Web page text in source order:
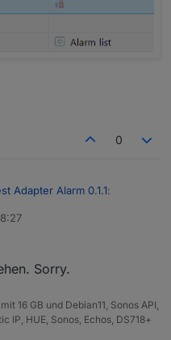
0
Adapter Alarm 0.1.1:
Allerdings
alles
Sorry.
16 GB und Debian11, Sonos API,
IP, HUE, Sonos, Echos, DS718+